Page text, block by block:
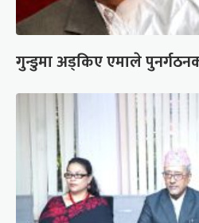
गुन्डुमा अड्किए एमाले